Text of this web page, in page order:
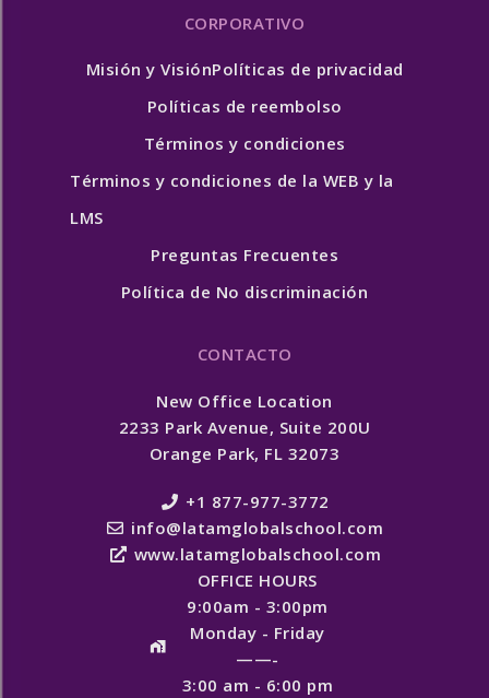
CORPORATIVO
Misión y VisiónPolíticas de privacidad
Políticas de reembolso
Términos y condiciones
Términos y condiciones de la WEB y la
LMS
Preguntas Frecuentes
Política de No discriminación
CONTACTO
New Office Location
2233 Park Avenue, Suite 200U
Orange Park, FL 32073
+1 877-977-3772
info@latamglobalschool.com
www.latamglobalschool.com
OFFICE HOURS
9:00am - 3:00pm
Monday - Friday
——-
3:00 am - 6:00 pm